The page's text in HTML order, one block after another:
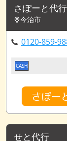
さぽーと代
今治市
0120-859-
CASH
さぽー
せと代行